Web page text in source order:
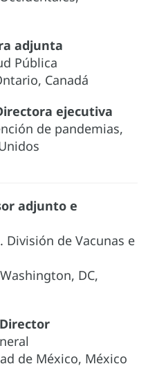
adjunta
Pública
Canadá
ejecutiva
de pandemias,
adjunto e
División de Vacunas e
DC,
de México, México